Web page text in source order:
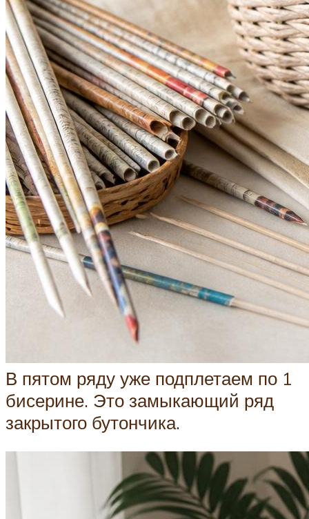
В пятом ряду уже подплетаем по 1
бисерине. Это замыкающий ряд
закрытого бутончика.